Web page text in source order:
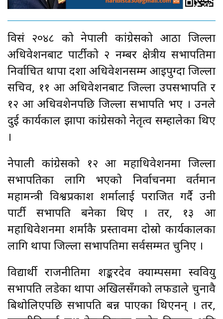
विसं २०४८ को नेपाली कांग्रेसको आठौँ जिल्ला
अधिवेशनबाट पार्टीको २ नम्बर क्षेत्रीय सभापतिमा
निर्वाचित थापा दशौँ अधिवेशनसम्म आइपुग्दा जिल्ला
सचिव, ११ औँ अधिवेशनबाट जिल्ला उपसभापति र
१२ औँ अधिवशेनपछि जिल्ला सभापति भए । उनले
दुई कार्यकाल झापा कांग्रेसको नेतृत्व सम्हालेका थिए
।
नेपाली कांग्रेसको १२ औँ महाधिवेशनमा जिल्ला
सभापतिका लागि भएको निर्वाचनमा वर्तमान
महामन्त्री विश्वप्रकाश शर्मालाई पराजित गर्दै उनी
पार्टी सभापति बनेका थिए । तर, १३ औँ
महाधिवेशनमा शर्माकै प्रस्तावमा दोस्रो कार्यकालका
लागि थापा जिल्ला सभापतिमा सर्वसम्मत चुनिए ।
विद्यार्थी राजनीतिमा शङ्करदेव क्याम्पसमा स्ववियु
सभापति लडेका थापा अखिलसँगको लफडाले चुनावै
बिथोलिएपछि सभापति बन्न पाएका थिएनन् । तर,